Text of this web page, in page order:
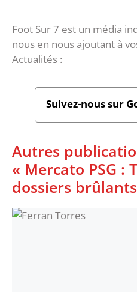
Foot Sur 7 est un média
nous en nous ajoutant à
Actualités :
Suivez-nous sur
Autres
« Mercato PSG :
dossiers